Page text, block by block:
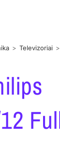
> Televizoriai >